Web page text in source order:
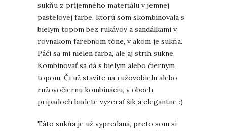
sukňu z príjemného materiálu v jemnej
pastelovej farbe, ktorú som skombinovala s
bielym topom bez rukávov a sandálkami v
rovnakom farebnom tóne, v akom je sukňa.
Páči sa mi nielen farba, ale aj strih sukne.
Kombinovať sa dá s bielym alebo čiernym
topom. Či už stavíte na ružovobielu alebo
ružovočiernu kombináciu, v oboch
prípadoch budete vyzerať šik a elegantne :)
Táto sukňa je už vypredaná, preto som si